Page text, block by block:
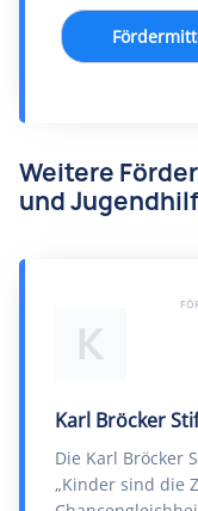
Weitere
und
K
Karl Bröcker
Die Karl Bröcker
„Kinder sind die